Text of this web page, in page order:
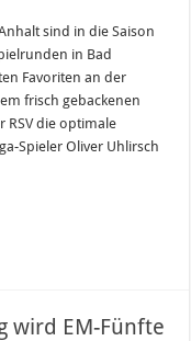
sind in die Saison
in Bad
Favoriten an der
frisch gebackenen
RSV die optimale
Spieler Oliver Uhlirsch
wird EM-Fünfte